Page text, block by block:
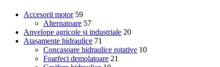
Accesorii motor 59
Alternatoare 57
Anvelope agricole și industriale 20
Atașamente hidraulice 71
Concasoare hidraulice rotative 10
Foarfeci demolatoare 21